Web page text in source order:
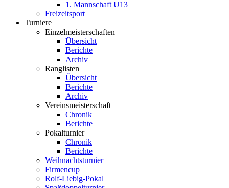
1. Mannschaft U13
Freizeitsport
Turniere
Einzelmeisterschaften
Übersicht
Berichte
Archiv
Ranglisten
Übersicht
Berichte
Archiv
Vereinsmeisterschaft
Chronik
Berichte
Pokalturnier
Chronik
Berichte
Weihnachtsturnier
Firmencup
Rolf-Liebig-Pokal